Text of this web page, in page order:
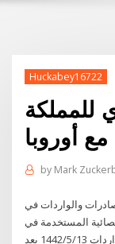
Huckabey16722
للمملكة
مع أوروبا
by Mark
والواردات في
المستخدمة في
حساب الميزان هي القيمة الماليّة للصادرات والواردات 13‏‏/5‏‏/1442 بعد